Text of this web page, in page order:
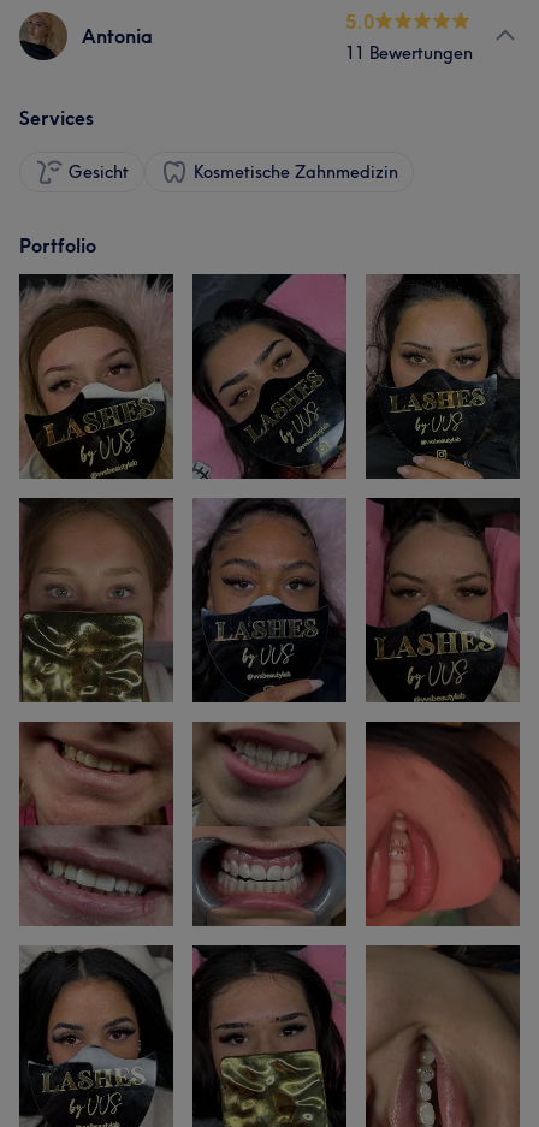
Antonia
5.0
11 Bewertungen
Services
Gesicht Kosmetische Zahnmedizin
Portfolio